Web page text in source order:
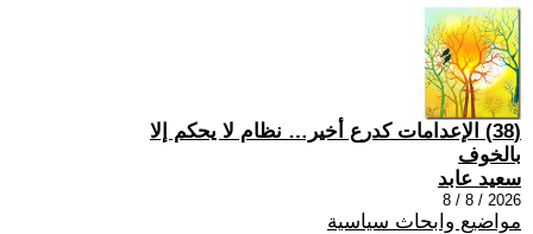
(38) الإعدامات كدرع أخير… نظام لا يحكم إلا
بالخوف
سعيد عابد
2026 / 8 / 8
مواضيع وابحاث سياسية